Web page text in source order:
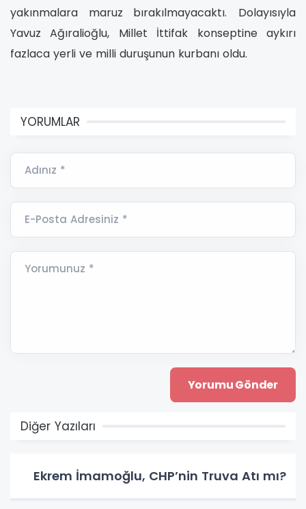
yakınmalara maruz bırakılmayacaktı.
Dolayısıyla
Yavuz Ağıralioğlu, Millet İttifak konseptine aykırı
fazlaca yerli ve milli duruşunun kurbanı oldu.
YORUMLAR
Adınız *
E-Posta Adresiniz *
Yorumunuz *
Diğer Yazıları
Ekrem İmamoğlu, CHP’nin Truva Atı mı?